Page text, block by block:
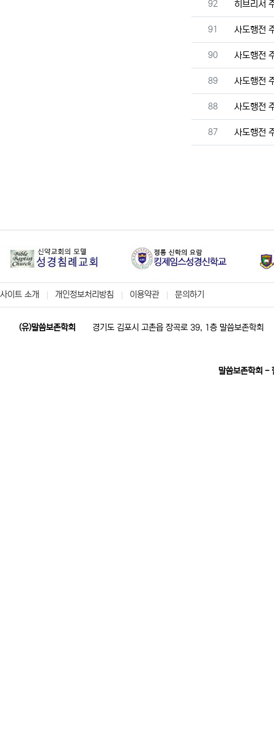
번호
92 히브리서
번호
91 사도행전
번호
90 사도행전
번호
89 사도행전
번호
88 사도행전
번호
87 사도행전
사이트 소개 개인정보처리방침 이용약관 문의하기
(유)말씀보존학회 경기도 김포시 고촌읍 장곡로 39, 1층 말씀보존학회
말씀보존학회 -